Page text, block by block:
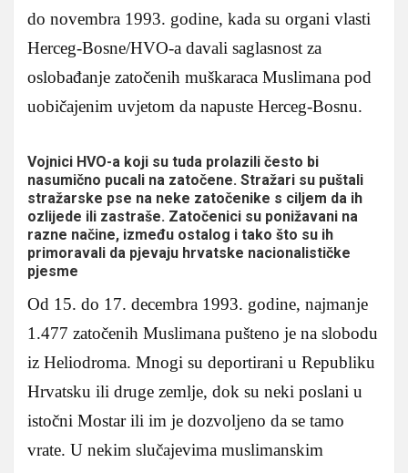
do novembra 1993. godine, kada su organi vlasti
Herceg-Bosne/HVO-a davali saglasnost za
oslobađanje zatočenih muškaraca Muslimana pod
uobičajenim uvjetom da napuste Herceg-Bosnu.
Vojnici HVO-a koji su tuda prolazili često bi
nasumično pucali na zatočene. Stražari su puštali
stražarske pse na neke zatočenike s ciljem da ih
ozlijede ili zastraše. Zatočenici su ponižavani na
razne načine, između ostalog i tako što su ih
primoravali da pjevaju hrvatske nacionalističke
pjesme
Od 15. do 17. decembra 1993. godine, najmanje
1.477 zatočenih Muslimana pušteno je na slobodu
iz Heliodroma. Mnogi su deportirani u Republiku
Hrvatsku ili druge zemlje, dok su neki poslani u
istočni Mostar ili im je dozvoljeno da se tamo
vrate. U nekim slučajevima muslimanskim